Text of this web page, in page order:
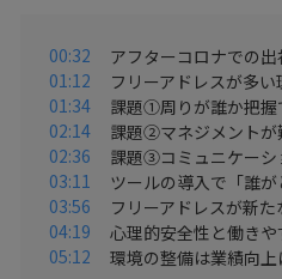
00:32
アフターコロナでの
01:12
フリーアドレスが多い
01:34
課題①周りが誰か把握
02:14
課題②マネジメントが
02:36
課題③コミュニケーシ
03:11
ツールの導入で「誰
03:56
フリーアドレスが新
04:19
心理的安全性と働き
05:12
環境の整備は業績向上